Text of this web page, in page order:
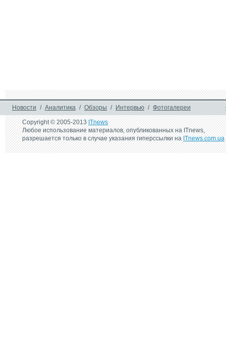
Новости / Аналитика / Обзоры / Интервью / Фотогалереи
Copyright © 2005-2013ITnews
Любое использование материалов, опубликованных на ITnews,
разрешается только в случае указания гиперссылки наITnews.com.ua